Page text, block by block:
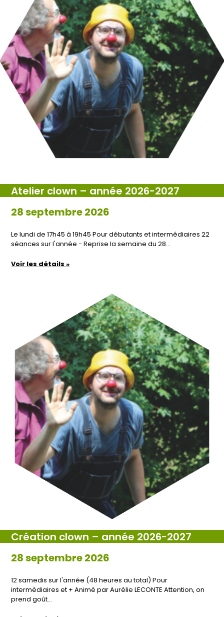
Atelier clown – année 2026-2027
28 septembre 2026
Le lundi de 17h45 à 19h45 Pour débutants et intermédiaires 22
séances sur l'année - Reprise la semaine du 28…
Voir les détails »
Création clown – année 2026-2027
28 septembre 2026
12 samedis sur l'année (48 heures au total) Pour
intermédiaires et + Animé par Aurélie LECONTE Attention, on
prend goût…